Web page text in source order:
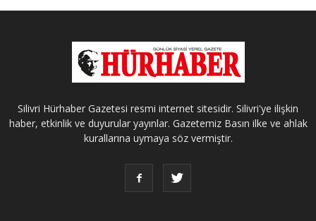
Silivri Hürhaber Gazetesi resmi internet sitesidir. Silivri'ye ilişkin
haber, etkinlik ve duyurular yayınlar. Gazetemiz Basın ilke ve ahlak
kurallarına uymaya söz vermiştir.